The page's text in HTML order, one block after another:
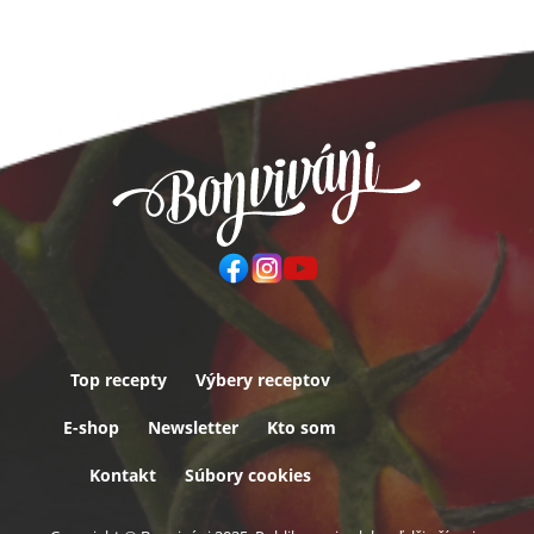
Top recepty Výbery receptov
E-shop Newsletter Kto som
Kontakt Súbory cookies